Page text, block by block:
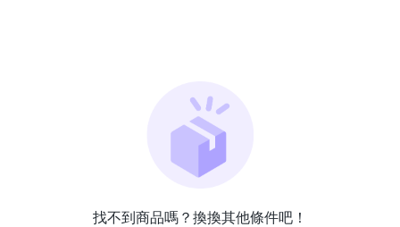
找不到商品嗎？換換其他條件吧！